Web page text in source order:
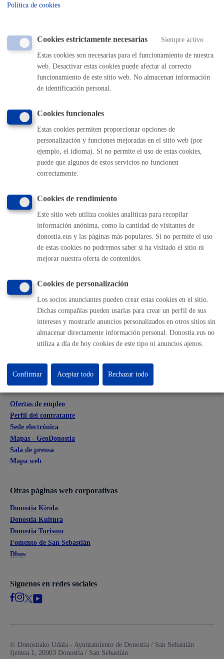
Registro General: aportar documentación a un expediente
*
Online con certificado electrónico
ONLINE
PRESENCIAL
MÁQUINA
Urbanismo: Acceso, consulta y copia de documentos
con certificado electrónico
TELÉFONO
MÁQUINA
Volver al índice Volver atrás
Comunícate con el Ayuntamiento de Donostia / San
Sebastián
(gratuito desde Donostia / San Sebastián)
(+34) 943 481 000
Buzón de la ciudadanía
Enlaces útiles
Ofertas de empleo
Perfil del contratante
Sede electrónica
Mapas - GeoDonostia
Sala de prensa
Mapa web
Otras páginas web corporativas
Donostia Kirola
Donostia Kultura
Donostia Turismo
Fomento de San Sebastián
Dbus
Síguenos en redes sociales
© Donostiako Udala - Ayuntamiento de Donostia / San Sebastián
Ijentea 1, 20003 Donostia / San Sebastián
Política de cookies
Cookies estrictamente necesarias Siempre activo
Estas cookies son necesarias para el funcionamiento de nuestra
web. Desactivar estas cookies puede afectar al correcto
funcionamiento de este sitio web. No almacenan información
de identificación personal.
Cookies funcionales
Estas cookies permiten proporcionar opciones de
personalización y funciones mejoradas en el sitio web (por
ejemplo, el idioma). Si no permite el uso de estas cookies,
puede que algunos de estos servicios no funcionen
correctamente.
Cookies de rendimiento
Este sitio web utiliza cookies analíticas para recopilar
información anónima, como la cantidad de visitantes de
donostia.eus y las páginas más populares. Si no permite el uso
de estas cookies no podremos saber si ha visitado el sitio ni
mejorar nuestra oferta de contenidos.
Cookies de personalización
Los socios anunciantes pueden crear estas cookies en el sitio.
Dichas compañías pueden usarlas para crear un perfil de sus
intereses y mostrarle anuncios personalizados en otros sitios sin
almacenar directamente información personal. Donostia.eus no
utiliza a día de hoy cookies de este tipo ni anuncios ajenos.
Rechazar todo
Confirmar Aceptar todo